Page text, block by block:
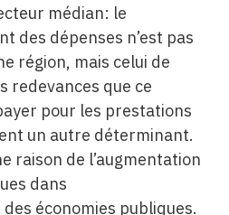
médian: le
des dépenses n’est pas
région, mais celui de
redevances que ce
pour les prestations
un autre déterminant.
raison de l’augmentation
dans
économies publiques.